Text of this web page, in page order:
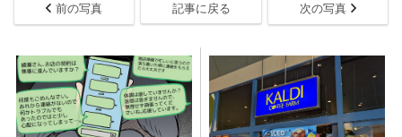
前の写真 記事に戻る 次の写真